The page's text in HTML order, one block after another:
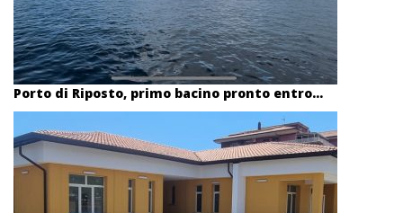
Porto di Riposto, primo bacino pronto entro...